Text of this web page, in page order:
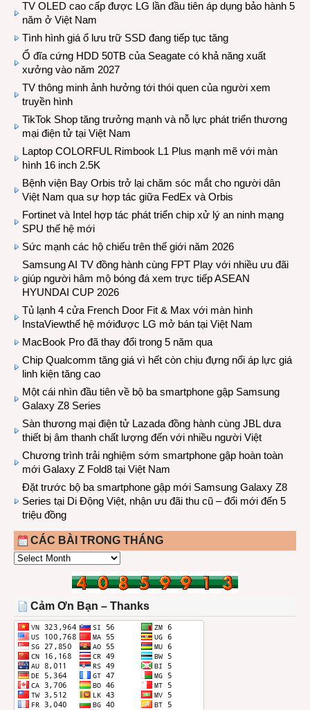
TV OLED cao cấp được LG lần đầu tiên áp dụng bảo hành 5
năm ở Việt Nam
Tình hình giá ổ lưu trữ SSD đang tiếp tục tăng
Ổ đĩa cứng HDD 50TB của Seagate có khả năng xuất
xưởng vào năm 2027
TV thông minh ảnh hưởng tới thói quen của người xem
truyền hình
TikTok Shop tăng trưởng mạnh và nỗ lực phát triển thương
mại điện tử tại Việt Nam
Laptop COLORFUL Rimbook L1 Plus mạnh mẽ với màn
hình 16 inch 2.5K
Bệnh viện Bay Orbis trở lại chăm sóc mắt cho người dân
Việt Nam qua sự hợp tác giữa FedEx và Orbis
Fortinet và Intel hợp tác phát triển chip xử lý an ninh mạng
SPU thế hệ mới
Sức mạnh các hộ chiếu trên thế giới năm 2026
Samsung AI TV đồng hành cùng FPT Play với nhiều ưu đãi
giúp người hâm mộ bóng đá xem trực tiếp ASEAN
HYUNDAI CUP 2026
Tủ lạnh 4 cửa French Door Fit & Max với màn hình
InstaViewthế hệ mớiđược LG mở bán tại Việt Nam
MacBook Pro đã thay đổi trong 5 năm qua
Chip Qualcomm tăng giá vì hết còn chịu đựng nổi áp lực giá
linh kiện tăng cao
Một cái nhìn đầu tiên về bộ ba smartphone gập Samsung
Galaxy Z8 Series
Sàn thương mại điện tử Lazada đồng hành cùng JBL dưa
thiết bị âm thanh chất lượng đến với nhiều người Việt
Chương trình trải nghiệm sớm smartphone gập hoàn toàn
mới Galaxy Z Fold8 tại Việt Nam
Đặt trước bộ ba smartphone gập mới Samsung Galaxy Z8
Series tại Di Động Việt, nhận ưu đãi thu cũ – đổi mới đến 5
triệu đồng
CÁC BÀI TRONG THÁNG
CÁC
THÁNG
Cảm Ơn Bạn – Thanks